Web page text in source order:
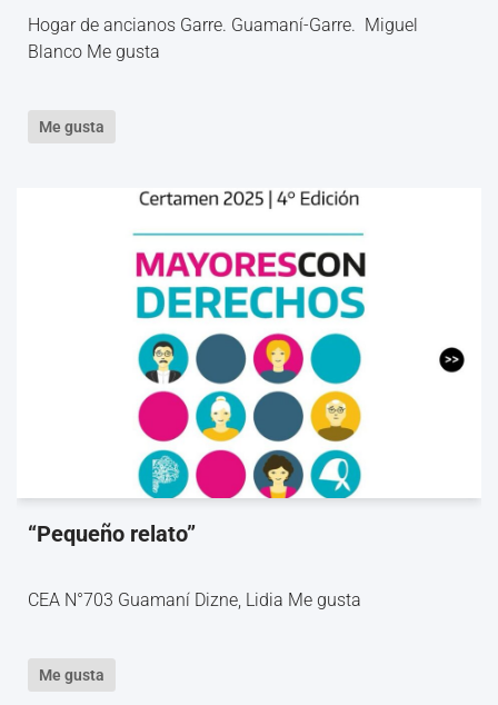
Hogar de ancianos Garre. Guamaní-Garre. Miguel
Blanco Me gusta
Me gusta
“Pequeño relato”
CEA N°703 Guamaní Dizne, Lidia Me gusta
Me gusta